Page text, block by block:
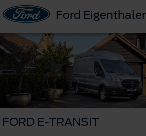
Ford Eigenthaler
FORD E-TRANSIT